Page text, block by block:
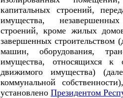
капитальных строений,
имущества,
строений, кроме жилых
завершенных строительством
машин, оборудования,
имущества, относящихся к
движимого имущества)
коммунальной
установлено Президентом